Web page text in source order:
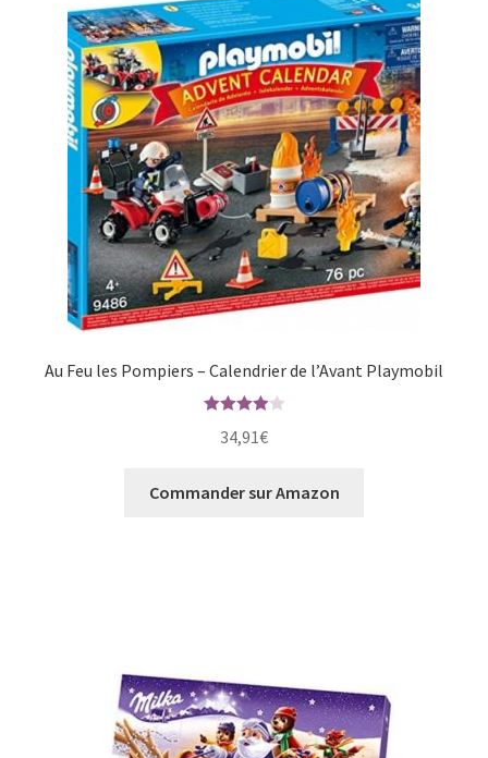
Au Feu les Pompiers – Calendrier de l’Avant Playmobil
sur 5
34,91€
Commander sur Amazon